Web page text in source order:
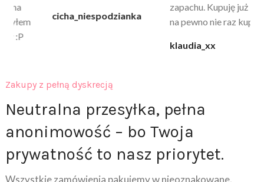
cicha_niespodzianka
zapachu. Kupuję już 3 raz i
na pewno nie raz kupie
klaudia_xx
Zakupy z pełną dyskrecją
Neutralna przesyłka, pełna
anonimowość – bo Twoja
prywatność to nasz priorytet.
Wszystkie zamówienia pakujemy w nieoznakowane,